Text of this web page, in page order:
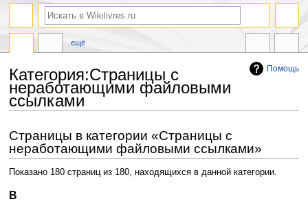
Помощь
Категория:Страницы с
неработающими файловыми
ссылками
к
навигации
к
поиску
Страницы в категории «Страницы с
неработающими файловыми ссылками»
Показано 180 страниц из 180, находящихся в данной категории.
B
ещё